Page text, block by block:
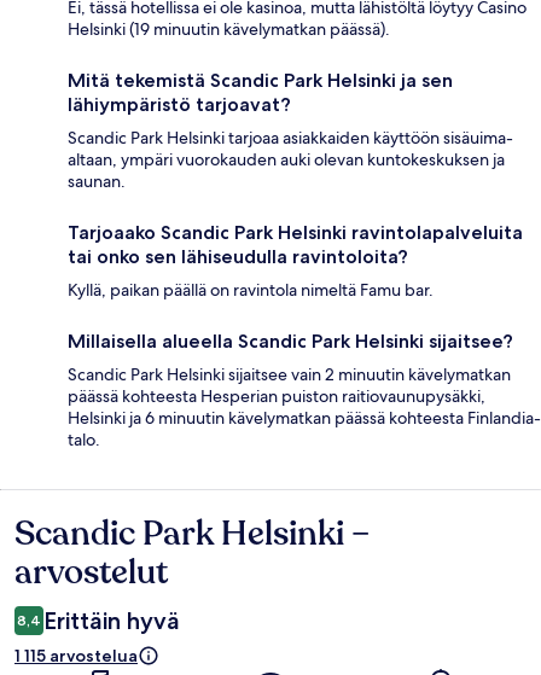
Ei, tässä hotellissa ei ole kasinoa, mutta lähistöltä löytyy Casino
Helsinki (19 minuutin kävelymatkan päässä).
Mitä tekemistä Scandic Park Helsinki ja sen
lähiympäristö tarjoavat?
Scandic Park Helsinki tarjoaa asiakkaiden käyttöön sisäuima-
altaan, ympäri vuorokauden auki olevan kuntokeskuksen ja
saunan.
Tarjoaako Scandic Park Helsinki ravintolapalveluita
tai onko sen lähiseudulla ravintoloita?
Kyllä, paikan päällä on ravintola nimeltä Famu bar.
Millaisella alueella Scandic Park Helsinki sijaitsee?
Scandic Park Helsinki sijaitsee vain 2 minuutin kävelymatkan
päässä kohteesta Hesperian puiston raitiovaunupysäkki,
Helsinki ja 6 minuutin kävelymatkan päässä kohteesta Finlandia-
talo.
Arvostelut
Scandic Park Helsinki –
arvostelut
8,4 Erittäin hyvä
1 115 arvostelua